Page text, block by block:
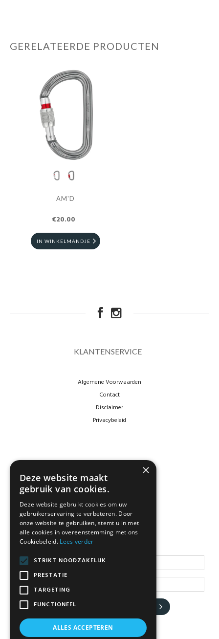
GERELATEERDE PRODUCTEN
AM'D
€20.00
IN WINKELMANDJE
KLANTENSERVICE
Algemene Voorwaarden
Contact
Disclaimer
Privacybeleid
NEWSLETTER
Blijf op de hoogte
JA, HOU ME OP DE HOOGTE
×
Deze website maakt
gebruik van cookies.
Deze website gebruikt cookies om uw
gebruikerservaring te verbeteren. Door
onze website te gebruiken, stemt u in met
alle cookies in overeenstemming met ons
Cookiebeleid. Lees verder
STRIKT NOODZAKELIJK
PRESTATIE
TARGETING
FUNCTIONEEL
ALLES ACCEPTEREN